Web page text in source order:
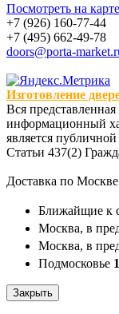
Посмотреть на карте
+7 (926) 160-77-44
+7 (495) 662-49-78
doors@porta-
Изготовление
Вся
информационный
является
Статьи 437(2)
Доставка по
Ближайщие к
Москва, в
Москва, в
Подмосковье